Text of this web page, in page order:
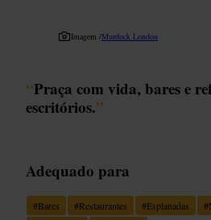
Imagem /Murdock London
“Praça com vida, bares e
escritórios.”
Adequado para
#Bares #Restaurantes #Esplanadas #